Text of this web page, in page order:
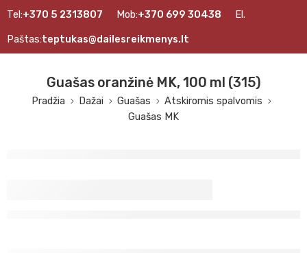
Tel:+370 5 2313807 Mob:+370 699 30438 El.
Paštas:teptukas@dailesreikmenys.lt
Guašas oranžinė MK, 100 ml (315)
Pradžia Dažai Guašas
Atskiromis spalvomis
Guašas MK